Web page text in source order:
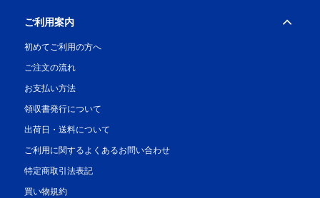
ご利用案内
初めてご利用の方へ
ご注文の流れ
お支払い方法
領収書発行について
出荷日・送料について
ご利用に関するよくあるお問い合わせ
特定商取引法表記
買い物規約